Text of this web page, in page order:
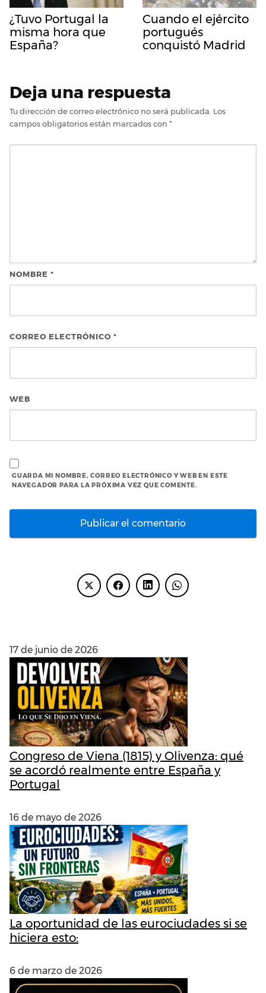
¿Tuvo Portugal la
misma hora que
España?
Cuando el ejército
portugués
conquistó Madrid
Deja una respuesta
Tu dirección de correo electrónico no será publicada. Los
campos obligatorios están marcados con *
NOMBRE *
CORREO ELECTRÓNICO *
WEB
GUARDA MI NOMBRE, CORREO ELECTRÓNICO Y WEB EN ESTE
NAVEGADOR PARA LA PRÓXIMA VEZ QUE COMENTE.
17 de junio de 2026
Congreso de Viena (1815) y Olivenza: qué
se acordó realmente entre España y
Portugal
16 de mayo de 2026
La oportunidad de las eurociudades si se
hiciera esto:
6 de marzo de 2026